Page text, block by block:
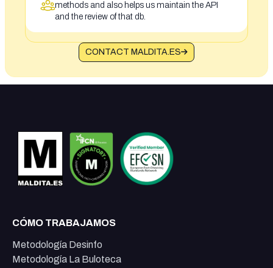
methods and also helps us maintain the API
and the review of that db.
CONTACT MALDITA.ES
CÓMO TRABAJAMOS
Metodología Desinfo
Metodología La Buloteca